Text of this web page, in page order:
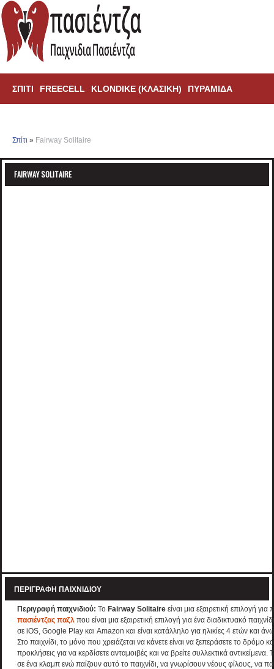
ΣΠΊΤΙ FREECELL KLONDIKE (ΚΛΑΣΙΚΗ) ΠΥΡΑΜΊΔΑ
Σπίτι » Fairway Solitaire
FAIRWAY SOLITAIRE
ΠΕΡΙΓΡΑΦΉ ΠΑΙΧΝΙΔΙΟΎ
Περιγραφή παιχνιδιού: Το Fairway Solitaire είναι μια εξαιρετική επιλογή
πασιέντζας παζλ που είναι μια εξαιρετική επιλογή για ένα διαδικτυακό
σε iOS, Google Play και Amazon και είναι κατάλληλο για ηλικίες 4 ετών και
Στο παιχνίδι, το μόνο που χρειάζεται να κάνετε είναι να ξεπεράσετε το δρόμο
προκλήσεις για να κερδίσετε ανταμοιβές και να βρείτε συλλεκτικά
σε ένα κλαμπ ενώ παίζουν αυτό το παιχνίδι, να γνωρίσουν νέους φίλους, να